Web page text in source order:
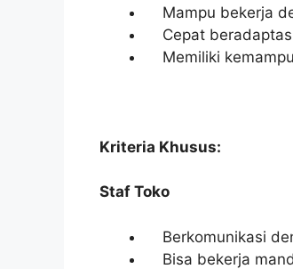
Mampu bekerja
Cepat
Memiliki
Kriteria Khusus:
Staf Toko
Berkomunikasi
Bisa bekerja